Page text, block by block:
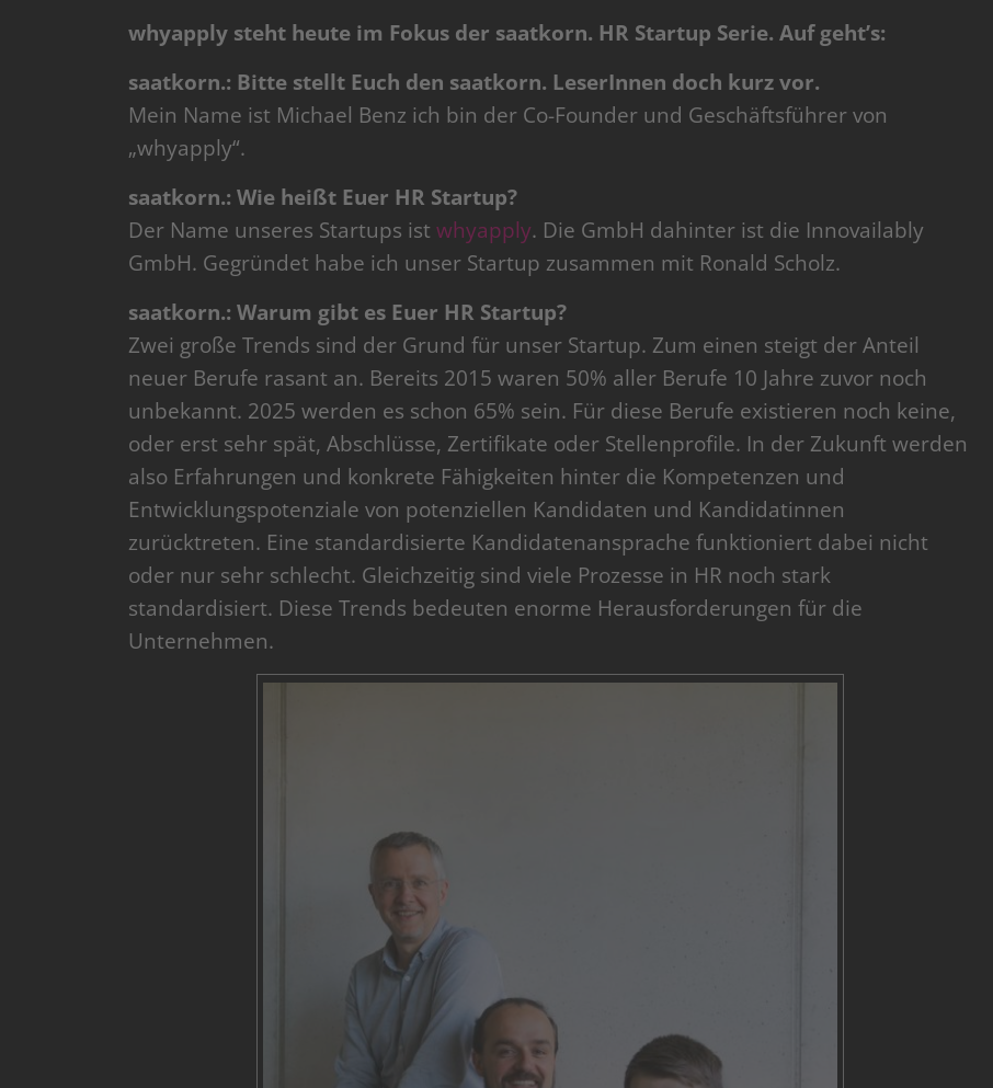
whyapply steht heute im Fokus der saatkorn. HR Startup Serie. Auf geht’s:
saatkorn.: Bitte stellt Euch den saatkorn. LeserInnen doch kurz vor.
Mein Name ist Michael Benz ich bin der Co-Founder und Geschäftsführer von
„whyapply“.
saatkorn.: Wie heißt Euer HR Startup?
Der Name unseres Startups ist whyapply. Die GmbH dahinter ist die Innovailably
GmbH. Gegründet habe ich unser Startup zusammen mit Ronald Scholz.
saatkorn.: Warum gibt es Euer HR Startup?
Zwei große Trends sind der Grund für unser Startup. Zum einen steigt der Anteil
neuer Berufe rasant an. Bereits 2015 waren 50% aller Berufe 10 Jahre zuvor noch
unbekannt. 2025 werden es schon 65% sein. Für diese Berufe existieren noch keine,
oder erst sehr spät, Abschlüsse, Zertifikate oder Stellenprofile. In der Zukunft werden
also Erfahrungen und konkrete Fähigkeiten hinter die Kompetenzen und
Entwicklungspotenziale von potenziellen Kandidaten und Kandidatinnen
zurücktreten. Eine standardisierte Kandidatenansprache funktioniert dabei nicht
oder nur sehr schlecht. Gleichzeitig sind viele Prozesse in HR noch stark
standardisiert. Diese Trends bedeuten enorme Herausforderungen für die
Unternehmen.